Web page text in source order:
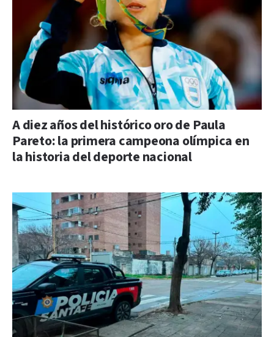
A diez años del histórico oro de Paula
Pareto: la primera campeona olímpica en
la historia del deporte nacional